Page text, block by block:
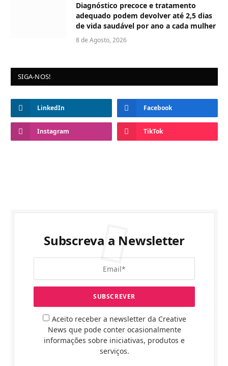
Diagnóstico precoce e tratamento
adequado podem devolver até 2,5 dias
de vida saudável por ano a cada mulher
8 de Agosto, 2026
SIGA-NOS!
LinkedIn Facebook
Instagram TikTok
Subscreva a Newsletter
Aceito receber a newsletter da Creative
News que pode conter ocasionalmente
informações sobre iniciativas, produtos e
serviços.